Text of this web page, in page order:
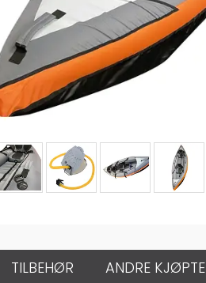
TILBEHØR ANDRE KJØPTE